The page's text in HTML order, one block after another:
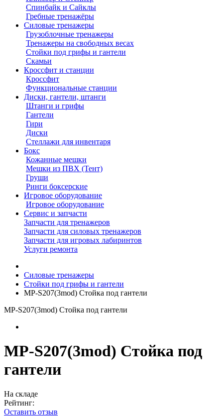
Спинбайк и Сайклы
Гребные тренажёры
Силовые тренажеры
Грузоблочные тренажеры
Тренажеры на свободных весах
Стойки под грифы и гантели
Скамьи
Кроссфит и станции
Кроссфит
Функциональные станции
Диски, гантели, штанги
Штанги и грифы
Гантели
Гири
Диски
Стеллажи для инвентаря
Бокс
Кожанные мешки
Мешки из ПВХ (Тент)
Груши
Ринги боксерские
Игровое оборудование
Игровое оборудование
Сервис и запчасти
Запчасти для тренажеров
Запчасти для силовых тренажеров
Запчасти для игровых лабиринтов
Услуги ремонта
Силовые тренажеры
Стойки под грифы и гантели
MP-S207(3mod) Cтойка под гантели
MP-S207(3mod) Cтойка под гантели
MP-S207(3mod) Cтойка под
гантели
На складе
Рейтинг:
Оставить отзыв